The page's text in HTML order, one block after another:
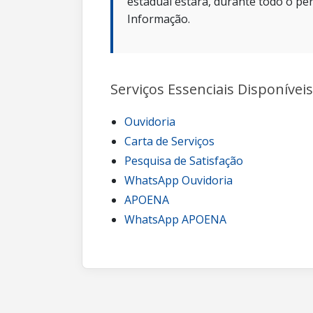
Informação.
Serviços Essenciais
Ouvidoria
Carta de Serviços
Pesquisa de Satisfação
WhatsApp Ouvidoria
APOENA
WhatsApp APOENA